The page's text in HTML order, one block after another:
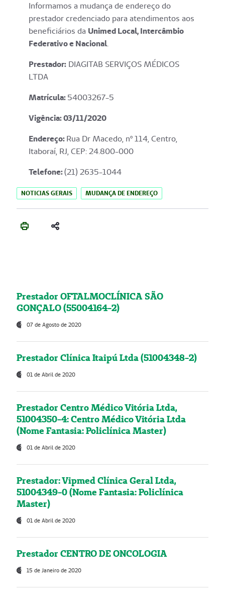
Informamos a mudança de endereço do
prestador credenciado para atendimentos aos
beneficiários da Unimed Local, Intercâmbio
Federativo e Nacional.
Prestador: DIAGITAB SERVIÇOS MÉDICOS
LTDA
Matrícula:54003267-5
Vigência: 03/11/2020
Endereço:Rua Dr Macedo, nº 114, Centro,
Itaboraí, RJ, CEP: 24.800-000
Telefone:(21) 2635-1044
NOTICIAS GERAIS MUDANÇA DE ENDEREÇO
Prestador OFTALMOCLÍNICA SÃO
GONÇALO (55004164-2)
07 de Agosto de 2020
Prestador Clínica Itaipú Ltda (51004348-2)
01 de Abril de 2020
Prestador Centro Médico Vitória Ltda,
51004350-4: Centro Médico Vitória Ltda
(Nome Fantasia: Policlínica Master)
01 de Abril de 2020
Prestador: Vipmed Clínica Geral Ltda,
51004349-0 (Nome Fantasia: Policlínica
Master)
01 de Abril de 2020
Prestador CENTRO DE ONCOLOGIA
15 de Janeiro de 2020